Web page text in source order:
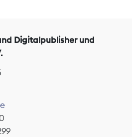
Digitalpublisher und